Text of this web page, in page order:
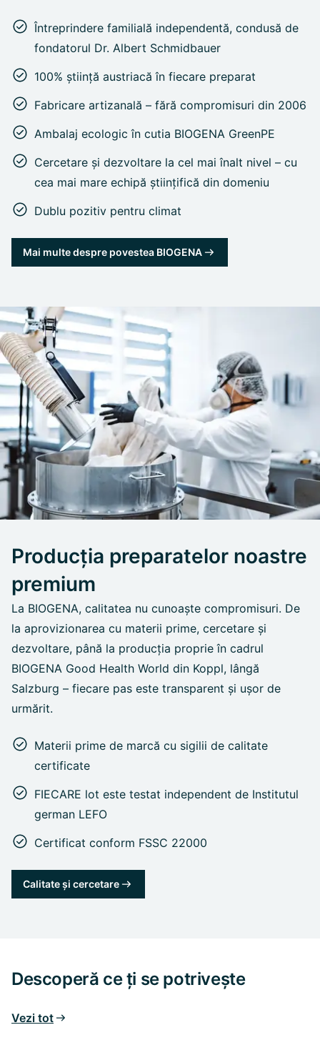
Întreprindere familială independentă, condusă de
fondatorul Dr. Albert Schmidbauer
100% știință austriacă în fiecare preparat
Fabricare artizanală – fără compromisuri din 2006
Ambalaj ecologic în cutia BIOGENA GreenPE
Cercetare și dezvoltare la cel mai înalt nivel – cu
cea mai mare echipă științifică din domeniu
Dublu pozitiv pentru climat
Mai multe despre povestea BIOGENA
Producția preparatelor noastre
premium
La BIOGENA, calitatea nu cunoaște compromisuri. De
la aprovizionarea cu materii prime, cercetare și
dezvoltare, până la producția proprie în cadrul
BIOGENA Good Health World din Koppl, lângă
Salzburg – fiecare pas este transparent și ușor de
urmărit.
Materii prime de marcă cu sigilii de calitate
certificate
FIECARE lot este testat independent de Institutul
german LEFO
Certificat conform FSSC 22000
Calitate și cercetare
Descoperă ce ți se potrivește
Vezi tot